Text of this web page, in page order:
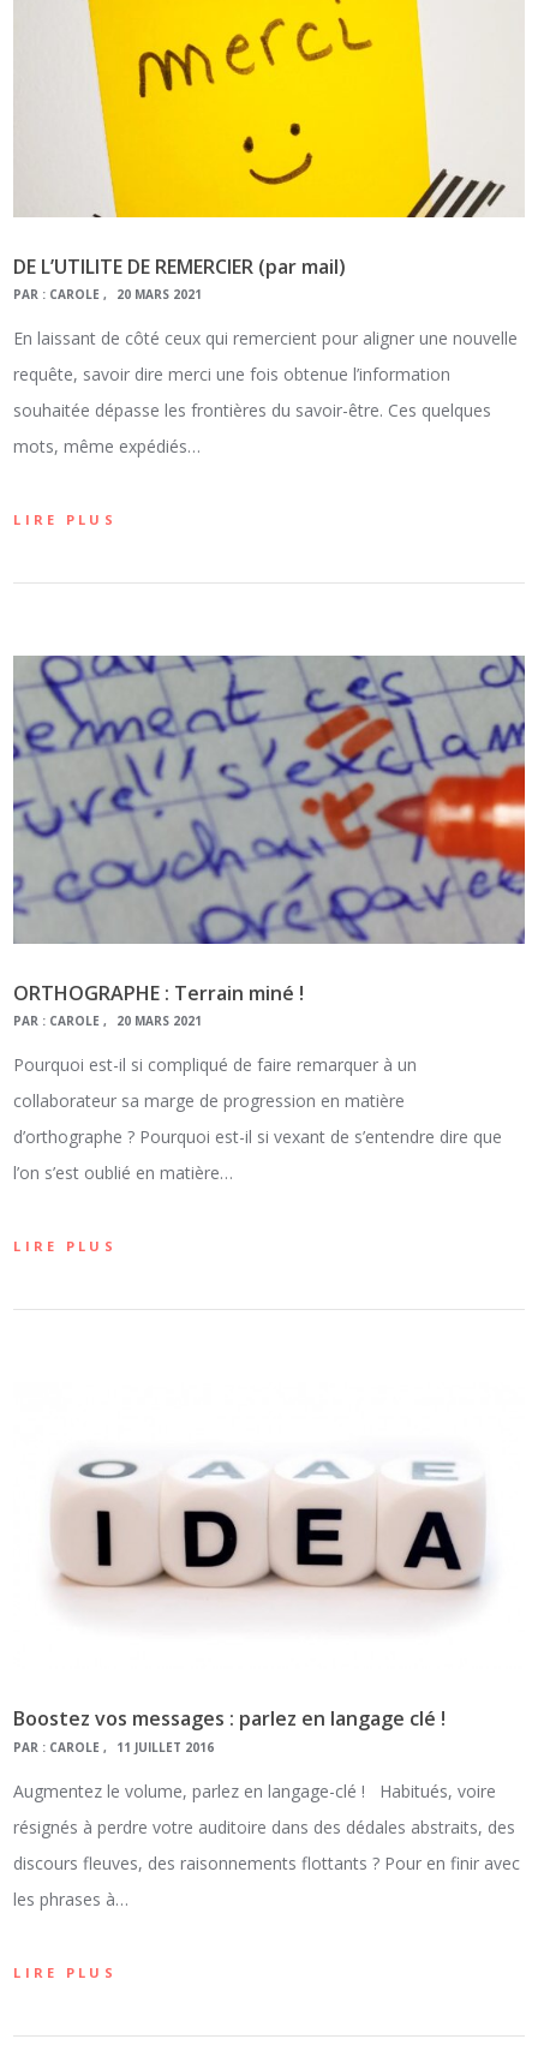
DE L’UTILITE DE REMERCIER (par mail)
PAR : CAROLE 20 MARS 2021
En laissant de côté ceux qui remercient pour aligner une nouvelle
requête, savoir dire merci une fois obtenue l’information
souhaitée dépasse les frontières du savoir-être. Ces quelques
mots, même expédiés…
LIRE PLUS
ORTHOGRAPHE : Terrain miné !
PAR : CAROLE 20 MARS 2021
Pourquoi est-il si compliqué de faire remarquer à un
collaborateur sa marge de progression en matière
d’orthographe ? Pourquoi est-il si vexant de s’entendre dire que
l’on s’est oublié en matière…
LIRE PLUS
Boostez vos messages : parlez en langage clé !
PAR : CAROLE 11 JUILLET 2016
Augmentez le volume, parlez en langage-clé ! Habitués, voire
résignés à perdre votre auditoire dans des dédales abstraits, des
discours fleuves, des raisonnements flottants ? Pour en finir avec
les phrases à…
LIRE PLUS